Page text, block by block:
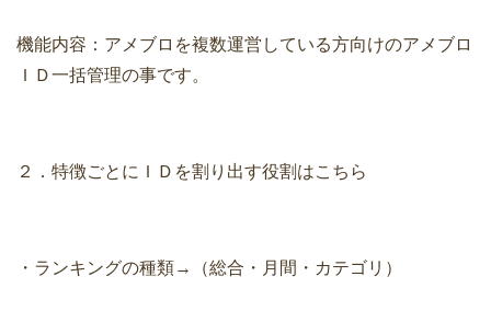
機能内容：アメブロを複数運営している方向けのアメブロ
ＩＤ一括管理の事です。
２．特徴ごとにＩＤを割り出す役割はこちら
・ランキングの種類→（総合・月間・カテゴリ）